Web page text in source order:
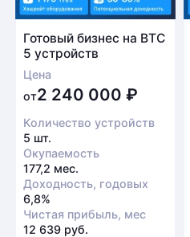
Готовый бизнес на BTC
5 устройств
Цена
от2 240 000 ₽
Количество устройств
5 шт.
Окупаемость
177,2 мес.
Доходность, годовых
6,8%
Чистая прибыль, мес
12 639 руб.